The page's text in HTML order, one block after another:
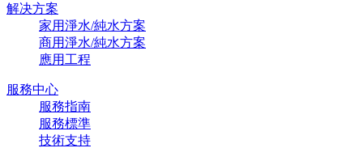
解决方案
家用淨水/純水方案
商用淨水/純水方案
應用工程
服務中心
服務指南
服務標準
技術支持